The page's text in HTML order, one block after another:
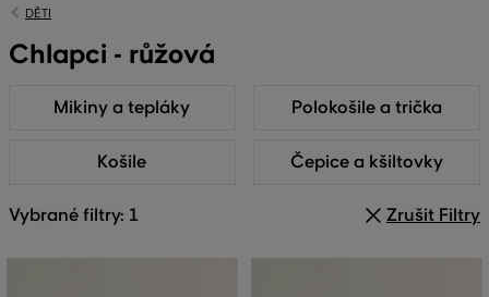
DĚTI
Chlapci - růžová
Mikiny a tepláky Polokošile a trička
Košile Čepice a kšiltovky
Vybrané filtry: 1 Zrušit Filtry